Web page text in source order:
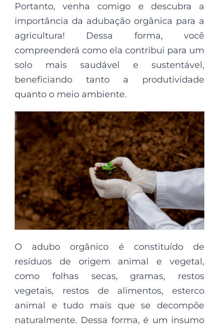
Portanto, venha comigo e descubra a
importância da adubação orgânica para a
agricultura! Dessa forma, você
compreenderá como ela contribui para um
solo mais saudável e sustentável,
beneficiando tanto a produtividade
quanto o meio ambiente.
O adubo orgânico é constituído de
resíduos de origem animal e vegetal,
como folhas secas, gramas, restos
vegetais, restos de alimentos, esterco
animal e tudo mais que se decompõe
naturalmente. Dessa forma, é um insumo